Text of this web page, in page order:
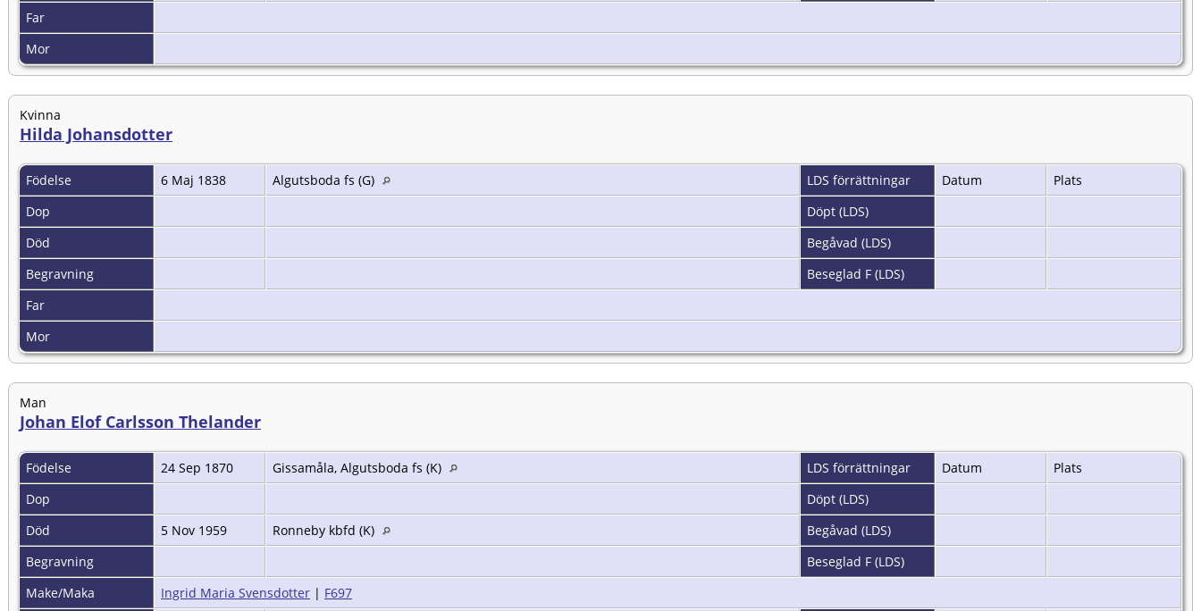
Far
Mor
Kvinna
Hilda Johansdotter
Födelse 6 Maj 1838 Algutsboda fs (G) LDS förrättningar Datum
Plats
Dop
Döpt (LDS)
Död
Begåvad (LDS)
Begravning
Beseglad F (LDS)
Far
Mor
Man
Johan Elof Carlsson Thelander
Födelse 24 Sep 1870 Gissamåla, Algutsboda fs (K) LDS förrättningar Datum
Plats
Dop
Döpt (LDS)
Död
5 Nov 1959 Ronneby kbfd (K)
Begåvad (LDS)
Begravning
Beseglad F (LDS)
Make/Maka
Ingrid Maria Svensdotter | F697